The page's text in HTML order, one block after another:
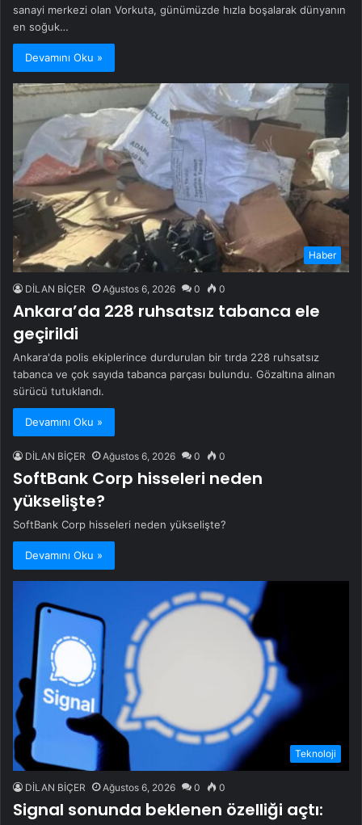
sanayi merkezi olan Vorkuta, günümüzde hızla boşalarak dünyanın
en soğuk…
Devamını Oku »
Haber
DİLAN BİÇER Ağustos 6, 2026 0 0
Ankara’da 228 ruhsatsız tabanca ele
geçirildi
Ankara'da polis ekiplerince durdurulan bir tırda 228 ruhsatsız
tabanca ve çok sayıda tabanca parçası bulundu. Gözaltına alınan
sürücü tutuklandı.
Devamını Oku »
DİLAN BİÇER Ağustos 6, 2026 0 0
SoftBank Corp hisseleri neden
yükselişte?
SoftBank Corp hisseleri neden yükselişte?
Devamını Oku »
Teknoloji
DİLAN BİÇER Ağustos 6, 2026 0 0
Signal sonunda beklenen özelliği açtı: